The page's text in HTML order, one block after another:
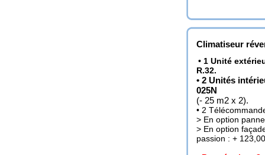
Climatiseur
• 1 Unité
R.32.
• 2 Unités
025N
(- 25 m2 x 2).
• 2
> En option
> En option
passion : +